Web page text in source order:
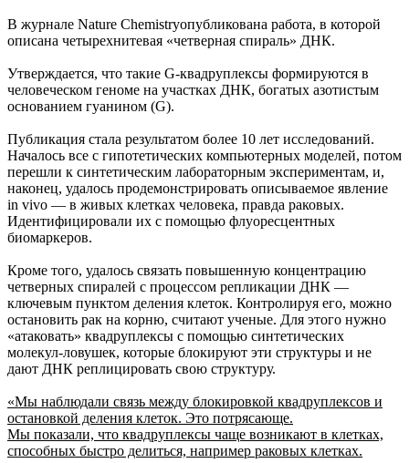
В журнале Nature Chemistryопубликована работа, в которой
описана четырехнитевая «четверная спираль» ДНК.
Утверждается, что такие G-квадруплексы формируются в
человеческом геноме на участках ДНК, богатых азотистым
основанием гуанином (G).
Публикация стала результатом более 10 лет исследований.
Началось все с гипотетических компьютерных моделей, потом
перешли к синтетическим лабораторным экспериментам, и,
наконец, удалось продемонстрировать описываемое явление
in vivo — в живых клетках человека, правда раковых.
Идентифицировали их с помощью флуоресцентных
биомаркеров.
Кроме того, удалось связать повышенную концентрацию
четверных спиралей с процессом репликации ДНК —
ключевым пунктом деления клеток. Контролируя его, можно
остановить рак на корню, считают ученые. Для этого нужно
«атаковать» квадруплексы с помощью синтетических
молекул-ловушек, которые блокируют эти структуры и не
дают ДНК реплицировать свою структуру.
«Мы наблюдали связь между блокировкой квадруплексов и
остановкой деления клеток. Это потрясающе.
Мы показали, что квадруплексы чаще возникают в клетках,
способных быстро делиться, например раковых клетках.